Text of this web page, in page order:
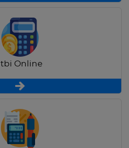
Itbi Online